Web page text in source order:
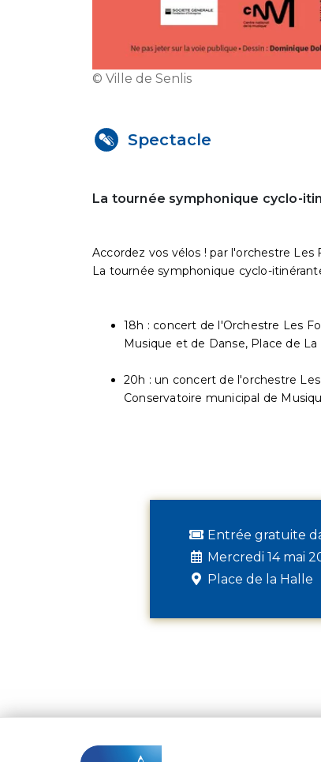
© Ville de Senlis
Spectacle
La tournée symphonique cyclo-
Accordez vos vélos ! par l'orchestre Les
La tournée symphonique cyclo-
18h : concert de l'Orchestre Les
Musique et de Danse, Place de La
20h : un concert de l'orchestre
Conservatoire municipal de
Entrée gratuite
Mercredi 14 mai
Place de la Halle